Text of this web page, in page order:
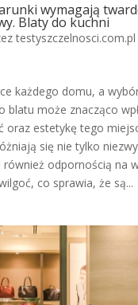
wymagają
Blaty do kuchni
testyszczelnosci.com.pl
każdego domu, a
blatu może znacząco
oraz estetykę tego
się nie tylko
również odpornością na
co sprawia, że są...